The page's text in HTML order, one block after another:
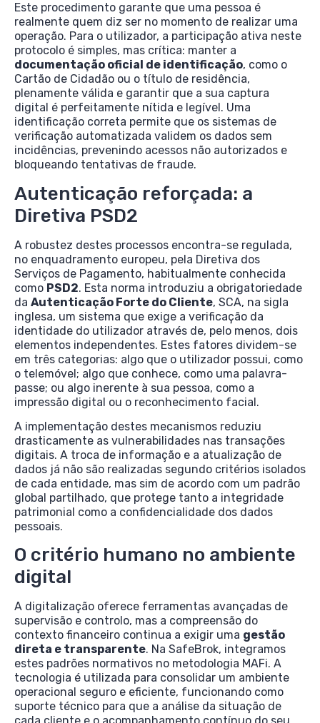
Este procedimento garante que uma pessoa é
realmente quem diz ser no momento de realizar uma
operação. Para o utilizador, a participação ativa neste
protocolo é simples, mas crítica: manter a
documentação oficial de identificação, como o
Cartão de Cidadão ou o título de residência,
plenamente válida e garantir que a sua captura
digital é perfeitamente nítida e legível. Uma
identificação correta permite que os sistemas de
verificação automatizada validem os dados sem
incidências, prevenindo acessos não autorizados e
bloqueando tentativas de fraude.
Autenticação reforçada: a
Diretiva PSD2
A robustez destes processos encontra-se regulada,
no enquadramento europeu, pela Diretiva dos
Serviços de Pagamento, habitualmente conhecida
como PSD2. Esta norma introduziu a obrigatoriedade
da Autenticação Forte do Cliente, SCA, na sigla
inglesa, um sistema que exige a verificação da
identidade do utilizador através de, pelo menos, dois
elementos independentes. Estes fatores dividem-se
em três categorias: algo que o utilizador possui, como
o telemóvel; algo que conhece, como uma palavra-
passe; ou algo inerente à sua pessoa, como a
impressão digital ou o reconhecimento facial.
A implementação destes mecanismos reduziu
drasticamente as vulnerabilidades nas transações
digitais. A troca de informação e a atualização de
dados já não são realizadas segundo critérios isolados
de cada entidade, mas sim de acordo com um padrão
global partilhado, que protege tanto a integridade
patrimonial como a confidencialidade dos dados
pessoais.
O critério humano no ambiente
digital
A digitalização oferece ferramentas avançadas de
supervisão e controlo, mas a compreensão do
contexto financeiro continua a exigir uma gestão
direta e transparente. Na SafeBrok, integramos
estes padrões normativos no metodologia MAFi. A
tecnologia é utilizada para consolidar um ambiente
operacional seguro e eficiente, funcionando como
suporte técnico para que a análise da situação de